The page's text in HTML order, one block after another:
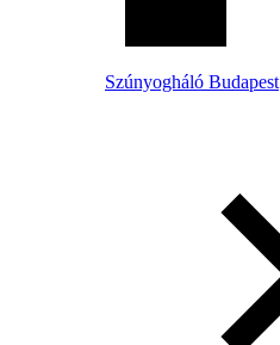
Szúnyogháló Budapest